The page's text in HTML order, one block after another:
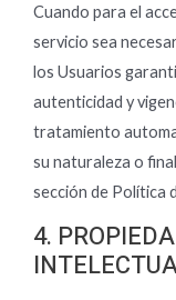
Cuando para el
servicio sea
los Usuarios
autenticidad y
tratamiento
su naturaleza o
sección de Política
4.